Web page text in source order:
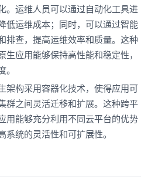
。运维人员可以通过自动化工具进
低运维成本；同时，可以通过智能
排查，提高运维效率和质量。这种
生应用能够保持高性能和稳定性，
架构采用容器化技术，使得应用可
群之间灵活迁移和扩展。这种跨平
用能够充分利用不同云平台的优势
系统的灵活性和可扩展性。